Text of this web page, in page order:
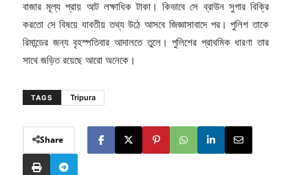
বাজার মূল্য প্রায় আট লক্ষাধিক টাকা। কিভাবে সে ব্রাউন সুগার বিক্রি
করতো সে বিষয়ে যাবতীয় তথ্য উঠে আসবে জিজ্ঞাসাবাদে পর। পুলিশ তাকে
রিমান্ডের জন্য বৃহস্পতিবার আদালতে তুলে। পুলিশের প্রাথমিক ধারণা তার
সাথে জড়িত রয়েছে আরো অনেকে।
TAGS Tripura
Share